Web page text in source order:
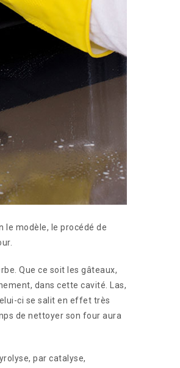
le modèle, le procédé de
Que ce soit les gâteaux,
dans cette cavité. Las,
ci se salit en effet très
de nettoyer son four aura
par catalyse,